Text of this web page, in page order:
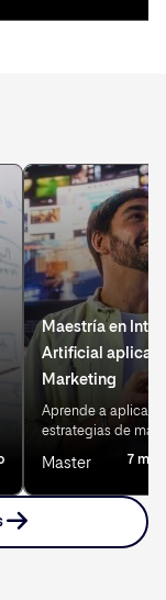
Maestría en
Artificial
Marketing
Aprende a aplicar
estrategias de
Master 7